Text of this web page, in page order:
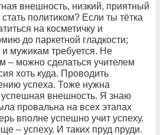
внешность, низкий, приятный
политиком? Если ты тётка
на косметичку и
до паркетной гладкости;
и мужикам требуется. Не
– можно сделаться учителем
хоть куда. Проводить
успеха. Тоже нужна
успешная внешность. Я знаю
провальна на всех этапах
вполне успешно учит успеху.
– успеху. И таких пруд пруди.